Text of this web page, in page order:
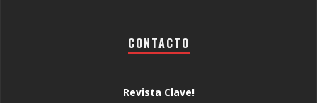
CONTACTO
Revista Clave!